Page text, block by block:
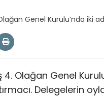
Olağan Genel
Delegelerin